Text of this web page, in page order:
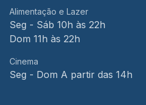
Alimentação e Lazer
Seg - Sáb 10h às 22h
Dom 11h às 22h
Cinema
Seg - Dom A partir das 14h